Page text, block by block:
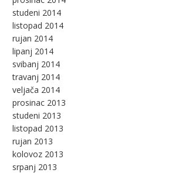
studeni 2014
listopad 2014
rujan 2014
lipanj 2014
svibanj 2014
travanj 2014
veljača 2014
prosinac 2013
studeni 2013
listopad 2013
rujan 2013
kolovoz 2013
srpanj 2013